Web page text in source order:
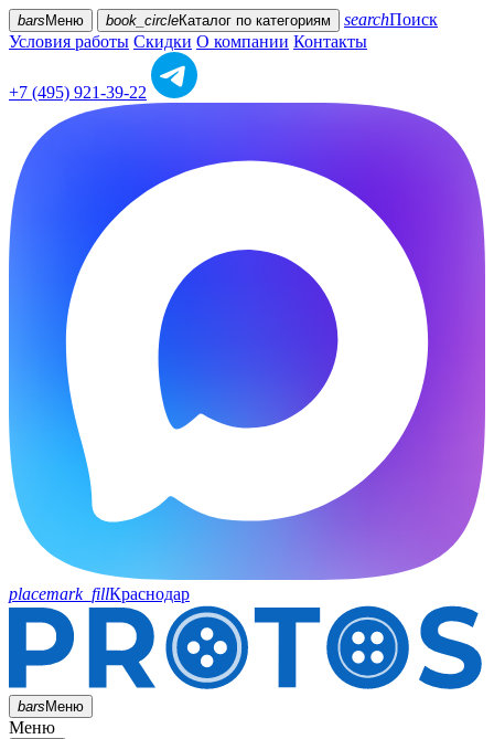
bars Меню book_circleКаталог по категориям searchПоиск
Условия работы Скидки О компании Контакты
+7 (495) 921-39-22
placemark_fillКраснодар
barsМеню
Меню